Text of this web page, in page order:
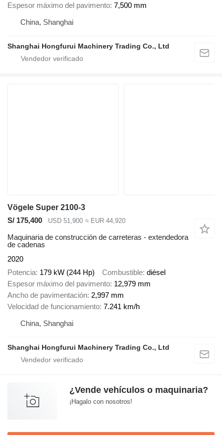
Espesor máximo del pavimento 7,500 mm
China, Shanghai
Shanghai Hongfurui Machinery Trading Co., Ltd
Vögele Super 2100-3
S/ 175,400
USD 51,900 ≈ EUR 44,920
Maquinaria de construcción de carreteras - extendedora
de cadenas
2020
Potencia 179 kW (244 Hp) Combustible diésel
Espesor máximo del pavimento 12,979 mm
Ancho de pavimentación 2,997 mm
Velocidad de funcionamiento 7.241 km/h
China, Shanghai
Shanghai Hongfurui Machinery Trading Co., Ltd
¿Vende vehículos o maquinaria?
¡Hagalo con nosotros!